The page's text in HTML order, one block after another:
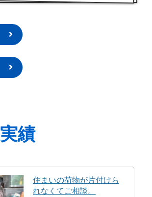
績
住まいの荷物が片付けら
れなくてご相談。